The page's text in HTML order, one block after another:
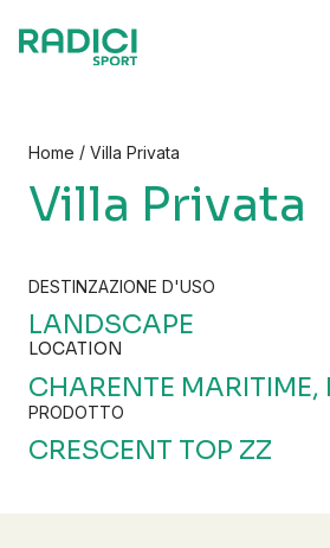
Home / Villa Privata
Villa Privata
DESTINZAZIONE D'USO
LANDSCAPE
LOCATION
CHARENTE MARITIME,
PRODOTTO
CRESCENT TOP ZZ